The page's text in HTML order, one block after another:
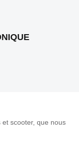
scooter, que nous